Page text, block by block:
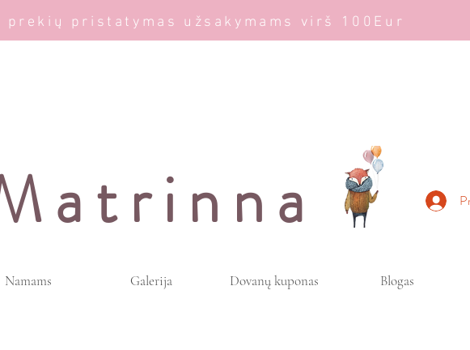
prekių pristatymas užsakymams virš 100Eur
Namams Galerija Dovanų kuponas Blogas